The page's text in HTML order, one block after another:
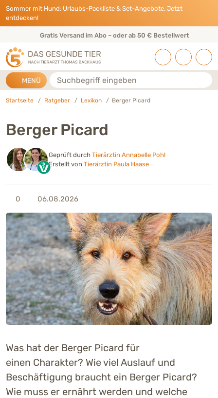
Direkt zu:
INHALT
HAUPTMENÜ
FOOTER
Sommer mit Hund: Urlaubs-Packliste & Set-Angebote. Jetzt
entdecken!
Gratis Versand im Abo – oder ab 50 € Bestellwert
MENÜ Suche
Startseite Ratgeber Lexikon Berger Picard
Berger Picard
Geprüft durch Tierärztin Annabelle Pohl
Erstellt von Tierärztin Paula Haase
0 06.08.2026
Was hat der Berger Picard für
einen Charakter? Wie viel Auslauf und
Beschäftigung braucht ein Berger Picard?
Wie muss er ernährt werden und welche